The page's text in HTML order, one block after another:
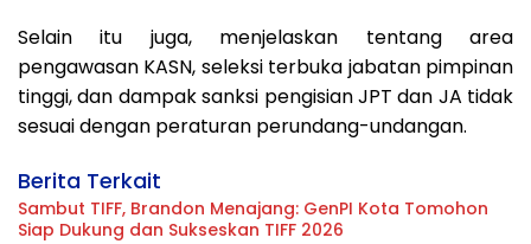
Selain itu juga, menjelaskan tentang area
pengawasan KASN, seleksi terbuka jabatan pimpinan
tinggi, dan dampak sanksi pengisian JPT dan JA tidak
sesuai dengan peraturan perundang-undangan.
Berita Terkait
Sambut TIFF, Brandon Menajang: ​GenPI Kota Tomohon
Siap Dukung dan Sukseskan TIFF 2026